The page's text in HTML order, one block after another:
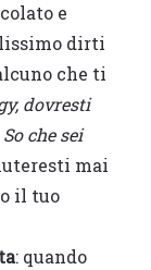
e
dirti
che ti
dovresti
che sei
mai
il tuo
: quando